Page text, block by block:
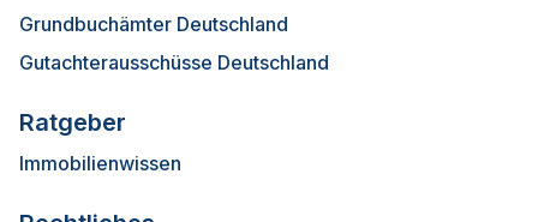
Grundbuchämter Deutschland
Gutachterausschüsse Deutschland
Ratgeber
Immobilienwissen